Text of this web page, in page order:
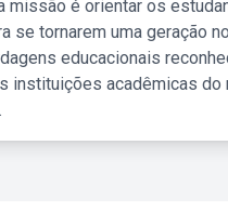
missão é orientar os
se tornarem uma geração
educacionais
instituições acadêmicas do